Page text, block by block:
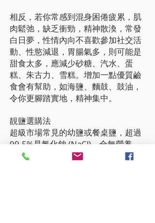
相反，若你常感到混身困倦疲累，肌
肉鬆弛，缺乏衝勁，精神散渙，常發
白日夢，性情內向不喜歡參加社交活
動、性慾減退，胃腸氣多，則可能是
甜食太多，應減少砂糖、汽水、蛋
糕、朱古力、雪糕。增加一點優質鹼
食會有幫助，如海鹽、麵鼓、鼓油，
令你更腳踏實地，精神集中。
靚鹽選購法
超級市場常見的幼鹽或餐桌鹽，超過
99.5%是氯化鈉 (NaCl)，全無營養，
不宜食用。傳統的天然海鹽，氯化鈉